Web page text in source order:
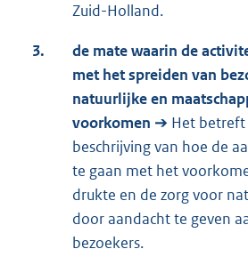
Zuid-Holland.
3.
de mate waarin de
met het spreiden van
natuurlijke en
voorkomen ➔ Het betreft
beschrijving van hoe de
te gaan met het
drukte en de zorg voor
door aandacht te geven
bezoekers.